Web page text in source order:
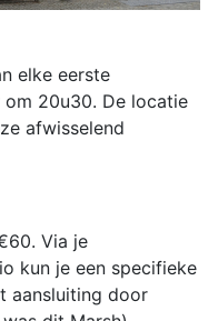
elke eerste
20u30. De locatie
afwisselend
Via je
kun je een specifieke
aansluiting door